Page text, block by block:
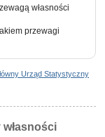
własności
przewagi
własności sektora
osób fizycznych
Urząd Statystyczny